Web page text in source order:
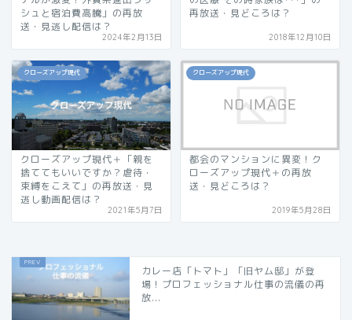
シュと宿泊費高騰」の再放
送・見逃し配信は？
2024年2月13日
再放送・見どころは？
2018年12月10日
クローズアップ現代
クローズアップ現代＋「親を
捨ててもいいですか？虐待・
束縛をこえて」の再放送・見
逃し動画配信は？
2021年5月7日
クローズアップ現代
都会のマンションに異変！ク
ローズアップ現代＋の再放
送・見どころは？
2019年5月28日
カレー店「トマト」「旧ヤム邸」が登
場！プロフェッショナル仕事の流儀の再
放...